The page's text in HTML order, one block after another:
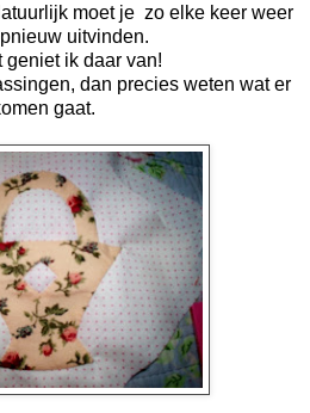
moet je zo elke keer weer
uitvinden.
geniet ik daar van!
dan precies weten wat er
gaat.